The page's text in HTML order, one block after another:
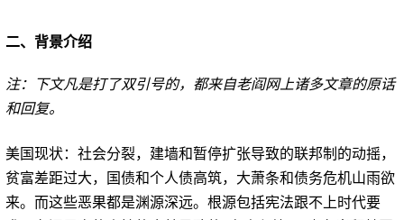
二、背景介绍
注：下文凡是打了双引号的，都来自老阎网上诸多文章的原话
和回复。
美国现状：社会分裂，建墙和暂停扩张导致的联邦制的动摇，
贫富差距过大，国债和个人债高筑，大萧条和债务危机山雨欲
来。而这些恶果都是渊源深远。根源包括宪法跟不上时代要